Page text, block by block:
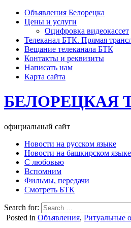
Объявления Белорецка
Цены и услуги
Оцифровка видеокассет
Телеканал БТК. Прямая
Вещание телеканала БТК
Контакты и реквизиты
Написать нам
Карта сайта
БЕЛОРЕЦКАЯ
официальный сайт
Новости на русском языке
Новости на башкирском языке
С любовью
Вспомним
Фильмы, передачи
Смотреть БТК
Search for:
Posted in Объявления, Ритуальные